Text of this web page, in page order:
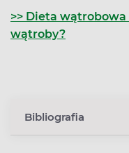
>> Dieta wątrobowa
wątroby?
Bibliografia